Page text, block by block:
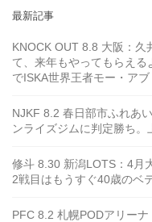
最新記事
KNOCK OUT 8.8 大阪：久
て、来年もやってもらえる
でISKA世界王者モー・ア
NJKF 8.2 春日部市ふれあ
ンライズジムに判定勝ち
修斗 8.30 新潟LOTS：4月
2戦目はもうすぐ40歳のベ
PFC 8.2 札幌PODアリーナ